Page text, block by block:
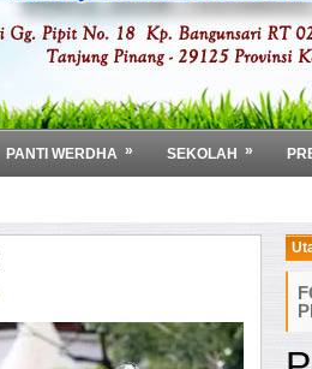
PANTI WERDHA » SEKOLAH »